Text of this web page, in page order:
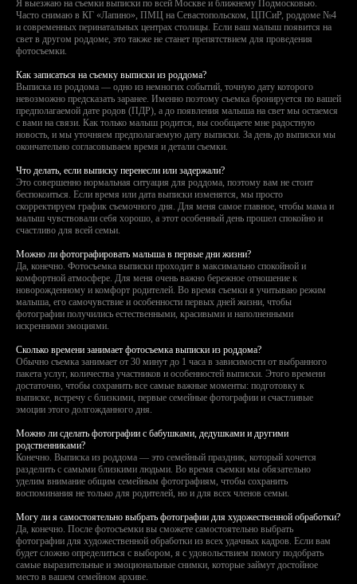
Я выезжаю на съемки выписки по всей Москве и ближнему Подмосковью.
Часто снимаю в КГ «Лапино», ПМЦ на Севастопольском, ЦПСиР, роддоме №4
и современных перинатальных центрах столицы. Если ваш малыш появится на
свет в другом роддоме, это также не станет препятствием для проведения
фотосъемки.
Как записаться на съемку выписки из роддома?
Выписка из роддома — одно из немногих событий, точную дату которого
невозможно предсказать заранее. Именно поэтому съемка бронируется по вашей
предполагаемой дате родов (ПДР), а до появления малыша на свет мы остаемся
с вами на связи. Как только малыш родится, вы сообщаете мне радостную
новость, и мы уточняем предполагаемую дату выписки. За день до выписки мы
окончательно согласовываем время и детали съемки.
Что делать, если выписку перенесли или задержали?
Это совершенно нормальная ситуация для роддома, поэтому вам не стоит
беспокоиться. Если время или дата выписки изменятся, мы просто
скорректируем график съемочного дня. Для меня самое главное, чтобы мама и
малыш чувствовали себя хорошо, а этот особенный день прошел спокойно и
счастливо для всей семьи.
Можно ли фотографировать малыша в первые дни жизни?
Да, конечно. Фотосъемка выписки проходит в максимально спокойной и
комфортной атмосфере. Для меня очень важно бережное отношение к
новорожденному и комфорт родителей. Во время съемки я учитываю режим
малыша, его самочувствие и особенности первых дней жизни, чтобы
фотографии получились естественными, красивыми и наполненными
искренними эмоциями.
Сколько времени занимает фотосъемка выписки из роддома?
Обычно съемка занимает от 30 минут до 1 часа в зависимости от выбранного
пакета услуг, количества участников и особенностей выписки. Этого времени
достаточно, чтобы сохранить все самые важные моменты: подготовку к
выписке, встречу с близкими, первые семейные фотографии и счастливые
эмоции этого долгожданного дня.
Можно ли сделать фотографии с бабушками, дедушками и другими
родственниками?
Конечно. Выписка из роддома — это семейный праздник, который хочется
разделить с самыми близкими людьми. Во время съемки мы обязательно
уделим внимание общим семейным фотографиям, чтобы сохранить
воспоминания не только для родителей, но и для всех членов семьи.
Могу ли я самостоятельно выбрать фотографии для художественной обработки?
Да, конечно. После фотосъемки вы сможете самостоятельно выбрать
фотографии для художественной обработки из всех удачных кадров. Если вам
будет сложно определиться с выбором, я с удовольствием помогу подобрать
самые выразительные и эмоциональные снимки, которые займут достойное
место в вашем семейном архиве.